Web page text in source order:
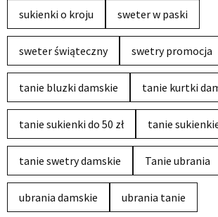
sukienki o kroju sweter w paski
sweter świąteczny swetry promocja
tanie bluzki damskie tanie kurtki
tanie sukienki do 50 zł tanie
tanie swetry damskie Tanie ubrania
ubrania damskie ubrania tanie